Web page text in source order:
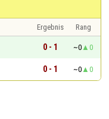
Ergebnis
Rang
0 - 1 ~0
0
0 - 1 ~0 0